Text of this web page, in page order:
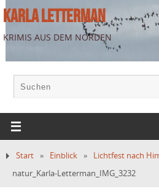
KARLA LETTERMAN
KRIMIS AUS DEM NORDEN
Start » Einblick » Lichtfest nach
natur_Karla-Letterman_IMG_3232